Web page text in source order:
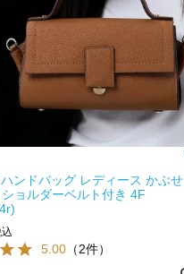
ンドバッグ レディース かぶせ
ョルダーベルト付き 4F
5.00 （2件）